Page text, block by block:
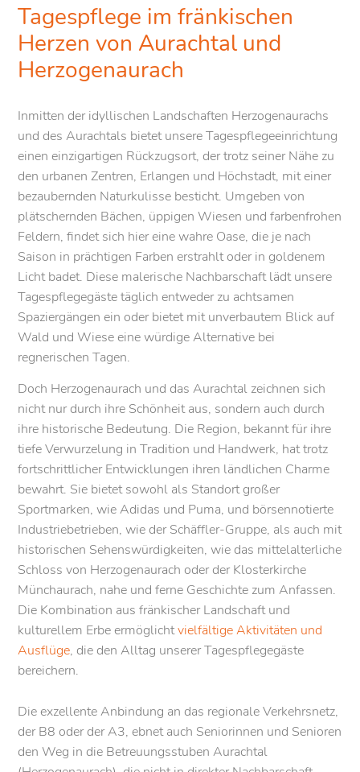
Tagespflege im fränkischen
Herzen von Aurachtal und
Herzogenaurach
Inmitten der idyllischen Landschaften Herzogenaurachs
und des Aurachtals bietet unsere Tagespflegeeinrichtung
einen einzigartigen Rückzugsort, der trotz seiner Nähe zu
den urbanen Zentren, Erlangen und Höchstadt, mit einer
bezaubernden Naturkulisse besticht. Umgeben von
plätschernden Bächen, üppigen Wiesen und farbenfrohen
Feldern, findet sich hier eine wahre Oase, die je nach
Saison in prächtigen Farben erstrahlt oder in goldenem
Licht badet. Diese malerische Nachbarschaft lädt unsere
Tagespflegegäste täglich entweder zu achtsamen
Spaziergängen ein oder bietet mit unverbautem Blick auf
Wald und Wiese eine würdige Alternative bei
regnerischen Tagen.
Doch Herzogenaurach und das Aurachtal zeichnen sich
nicht nur durch ihre Schönheit aus, sondern auch durch
ihre historische Bedeutung. Die Region, bekannt für ihre
tiefe Verwurzelung in Tradition und Handwerk, hat trotz
fortschrittlicher Entwicklungen ihren ländlichen Charme
bewahrt. Sie bietet sowohl als Standort großer
Sportmarken, wie Adidas und Puma, und börsennotierte
Industriebetrieben, wie der Schäffler-Gruppe, als auch mit
historischen Sehenswürdigkeiten, wie das mittelalterliche
Schloss von Herzogenaurach oder der Klosterkirche
Münchaurach, nahe und ferne Geschichte zum Anfassen.
Die Kombination aus fränkischer Landschaft und
kulturellem Erbe ermöglichtvielfältige Aktivitäten und
Ausflüge, die den Alltag unserer Tagespflegegäste
bereichern.
Die exzellente Anbindung an das regionale Verkehrsnetz,
der B8 oder der A3, ebnet auch Seniorinnen und Senioren
den Weg in die Betreuungsstuben Aurachtal